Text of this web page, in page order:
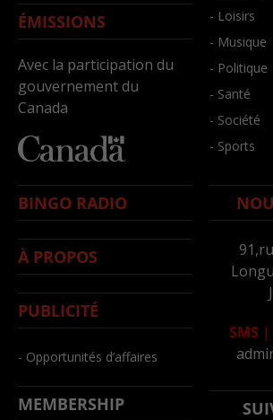
ÉMISSIONS
Avec la participation du
gouvernement du
Canada
- Loisirs
- Musique
- Politique
- Santé
- Société
- Sports
BINGO RADIO
À PROPOS
PUBLICITÉ
- Opportunités d’affaires
MEMBERSHIP
SMS |